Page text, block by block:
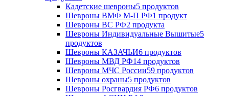
Кадетские шевроны5 продуктов
Шевроны ВМФ М-П РФ1 продукт
Шевроны ВС РФ2 продукта
Шевроны Индивидуальные Вышитые5
продуктов
Шевроны КАЗАЧЬИ6 продуктов
Шевроны МВД РФ14 продуктов
Шевроны МЧС России59 продуктов
Шевроны охраны5 продуктов
Шевроны Росгвардия РФ6 продуктов